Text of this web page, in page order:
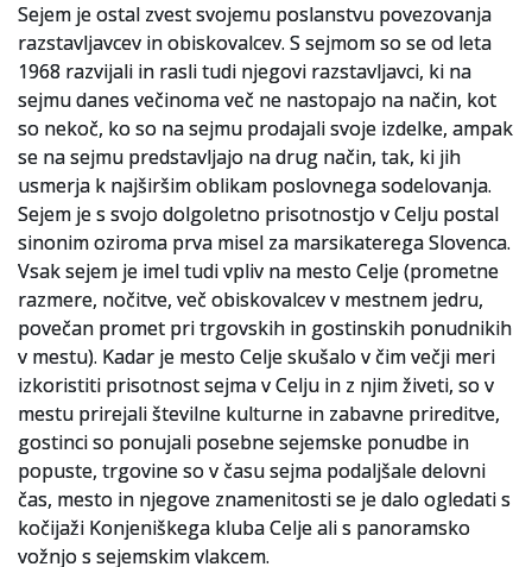
Sejem je ostal zvest svojemu poslanstvu povezovanja
razstavljavcev in obiskovalcev. S sejmom so se od leta
1968 razvijali in rasli tudi njegovi razstavljavci, ki na
sejmu danes večinoma več ne nastopajo na način, kot
so nekoč, ko so na sejmu prodajali svoje izdelke, ampak
se na sejmu predstavljajo na drug način, tak, ki jih
usmerja k najširšim oblikam poslovnega sodelovanja.
Sejem je s svojo dolgoletno prisotnostjo v Celju postal
sinonim oziroma prva misel za marsikaterega Slovenca.
Vsak sejem je imel tudi vpliv na mesto Celje (prometne
razmere, nočitve, več obiskovalcev v mestnem jedru,
povečan promet pri trgovskih in gostinskih ponudnikih
v mestu). Kadar je mesto Celje skušalo v čim večji meri
izkoristiti prisotnost sejma v Celju in z njim živeti, so v
mestu prirejali številne kulturne in zabavne prireditve,
gostinci so ponujali posebne sejemske ponudbe in
popuste, trgovine so v času sejma podaljšale delovni
čas, mesto in njegove znamenitosti se je dalo ogledati s
kočijaži Konjeniškega kluba Celje ali s panoramsko
vožnjo s sejemskim vlakcem.